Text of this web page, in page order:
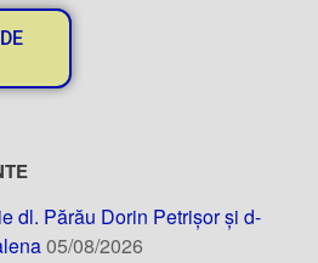
dl. Părău Dorin Petrișor și d-
05/08/2026